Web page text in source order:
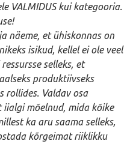
VALMIDUS kui kategooria.
näeme, et ühiskonnas on
isikud, kellel ei ole veel
selleks, et
produktiivseks
rollides. Valdav osa
iialgi mõelnud, mida kõike
ka aru saama selleks,
kõrgeimat riiklikku